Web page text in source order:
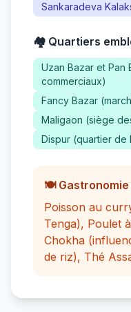
Sankaradeva
🏘️ Quartiers
Uzan Bazar et Pan
commerciaux)
Fancy Bazar
Maligaon (siège
Dispur (quartier de
🍽️ Gastronomie
Poisson au
Tenga), Poulet
Chokha
de riz), Thé